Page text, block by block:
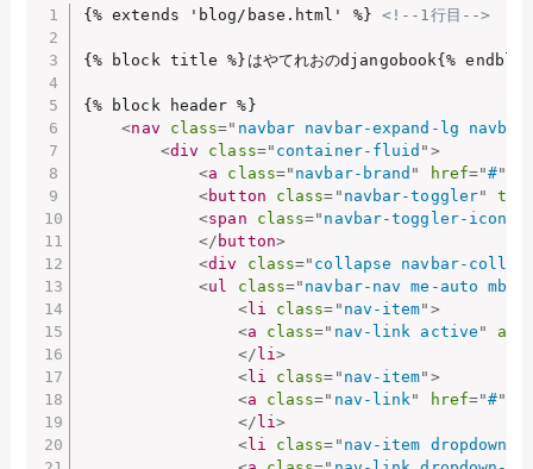
{% extends 'blog/base.html' %} <!--1行目-->
{% block title %}はやてれおのdjangobook{%
{% block header %}
<nav class=" navbar navbar-expand-lg
<div class=" container-fluid " >
<a class=" navbar-brand " href="#"
<button class= " navbar-toggler"
<span class=" navbar-toggler-icon
</ button>
<div class=" collapse navbar-
<ul class=" navbar-nav me-auto mb-
<li class= " nav-item" >
<a class=" nav-link active "
</li >
<li class= " nav-item" >
<a class=" nav-link " href="#"
</li >
<li class= " nav-item dropdown